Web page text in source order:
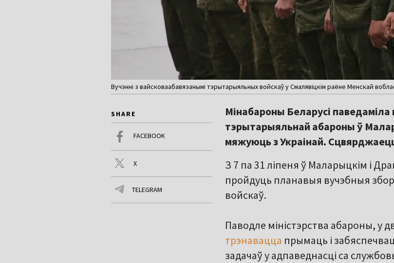
Вучэнні з вайсковаабавязанымі тэрытарыяльных войскаў у Смалявіцкім раёне Менскай
SHARE
FACEBOOK
X
TELEGRAM
Мінабароны Беларусі
тэрытарыяльнай абароны ў
мяжуюць з Украінай.
З 7 па 31 ліпеня ў Маларыцкім і
пройдуць планавыя вучэбныя
войскаў.
Паводле міністэрства абароны, у
трэнавацца прымаць і
задачаў у адпаведнасці са